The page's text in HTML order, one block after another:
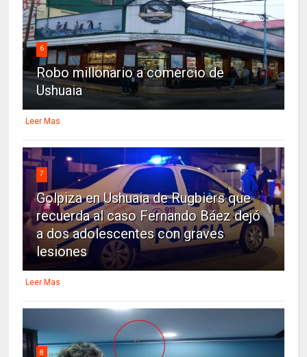
6
Robo millonario a comercio de
Ushuaia
Leer Mas
7
Golpiza en Ushuaia de Rugbiers que
recuerda al caso Fernando Báez dejó
a dos adolescentes con graves
lesiones
Leer Mas
8